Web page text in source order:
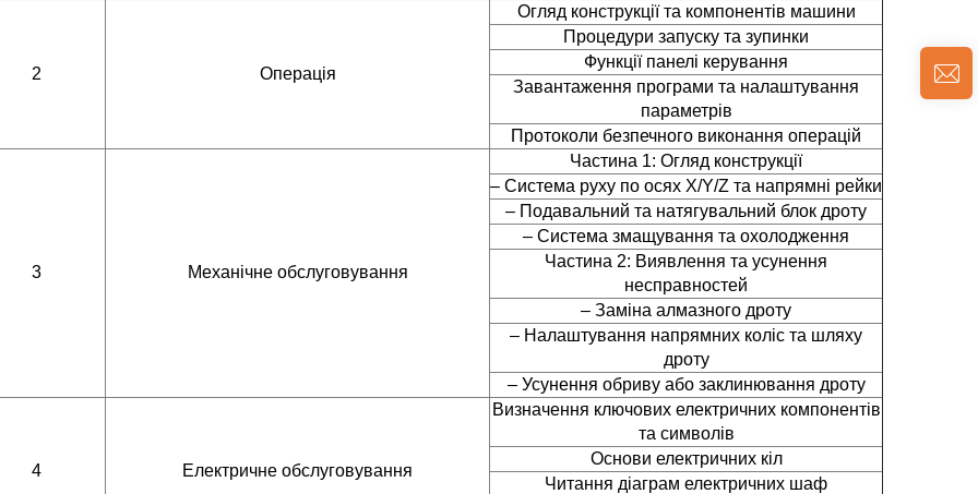
2 Операція
Огляд конструкції та компонентів машини
Процедури запуску та зупинки
Функції панелі керування
Завантаження програми та налаштування
параметрів
Протоколи безпечного виконання операцій
3 Механічне обслуговування
Частина 1: Огляд конструкції
– Система руху по осях X/Y/Z та напрямні рейки
– Подавальний та натягувальний блок дроту
– Система змащування та охолодження
Частина 2: Виявлення та усунення
несправностей
– Заміна алмазного дроту
– Налаштування напрямних коліс та шляху
дроту
– Усунення обриву або заклинювання дроту
4 Електричне обслуговування
Визначення ключових електричних компонентів
та символів
Основи електричних кіл
Читання діаграм електричних шаф